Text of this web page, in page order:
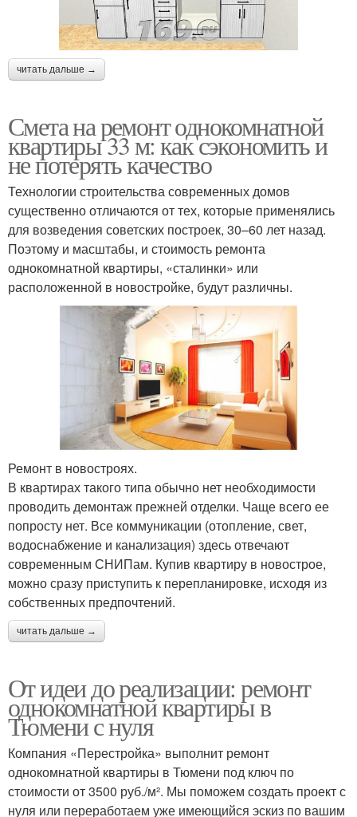
читать дальше →
Смета на ремонт однокомнатной
квартиры 33 м: как сэкономить и
не потерять качество
Технологии строительства современных домов
существенно отличаются от тех, которые применялись
для возведения советских построек, 30–60 лет назад.
Поэтому и масштабы, и стоимость ремонта
однокомнатной квартиры, «сталинки» или
расположенной в новостройке, будут различны.
Ремонт в новостроях.
В квартирах такого типа обычно нет необходимости
проводить демонтаж прежней отделки. Чаще всего ее
попросту нет. Все коммуникации (отопление, свет,
водоснабжение и канализация) здесь отвечают
современным СНИПам. Купив квартиру в новострое,
можно сразу приступить к перепланировке, исходя из
собственных предпочтений.
читать дальше →
От идеи до реализации: ремонт
однокомнатной квартиры в
Тюмени с нуля
Компания «Перестройка» выполнит ремонт
однокомнатной квартиры в Тюмени под ключ по
стоимости от 3500 руб./м². Мы поможем создать проект с
нуля или переработаем уже имеющийся эскиз по вашим